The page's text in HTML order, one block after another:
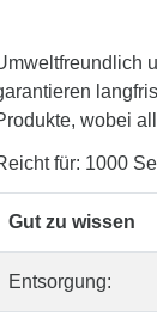
wobei
für: 1000
Gut zu wissen
Entsorgung: